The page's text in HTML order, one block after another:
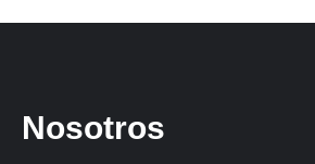
Nosotros